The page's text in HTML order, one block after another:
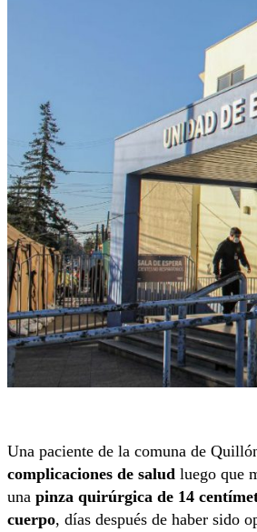
Una paciente de la comuna de
complicaciones de salud luego que
una pinza quirúrgica de 14
cuerpo, días después de haber sido